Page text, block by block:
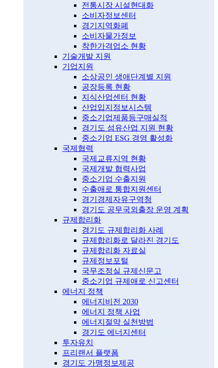
전통시장 시설현대화
소비자정보센터
경기지역화폐
소비자물가정보
착한가격업소 현황
기술개발 지원
기업지원
소상공인 생애단계별 지원
공장등록 현황
지식산업센터 현황
산업입지정보시스템
중소기업제품등구매실적
경기도 섬유산업 지원 현황
중소기업 ESG 경영 활성화
국제협력
국제교류지역 현황
국제개발 협력사업
중소기업 수출지원
수출애로 통합지원센터
경기경제자유구역청
경기도 공무국외출장 운영 계획
규제합리화
경기도 규제합리화 사례
규제합리화로 달라진 경기도
규제합리화 자료실
규제정보포털
국무조정실 규제신문고
중소기업 규제애로 신고센터
에너지 정책
에너지비전 2030
에너지 정책 사업
에너지절약 실천방법
경기도 에너지센터
투자유치
프리랜서 플랫폼
경기도 가맹정보제공